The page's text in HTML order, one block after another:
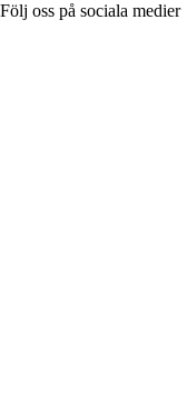
Följ oss på sociala medier